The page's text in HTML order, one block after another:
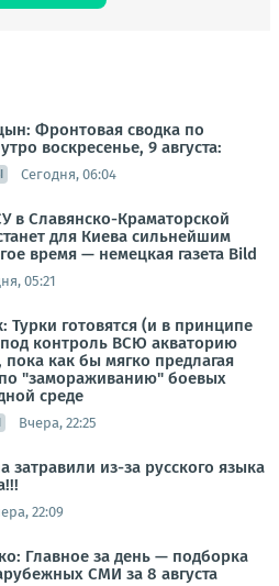
Фронтовая сводка по
воскресенье, 9 августа:
Сегодня, 06:04
в Славянско-Краматорской
для Киева сильнейшим
время — немецкая газета Bild
05:21
Турки готовятся (и в принципе
под контроль ВСЮ акваторию
как бы мягко предлагая
"замораживанию" боевых
среде
Вчера, 22:25
затравили из-за русского языка
22:09
Главное за день — подборка
СМИ за 8 августа